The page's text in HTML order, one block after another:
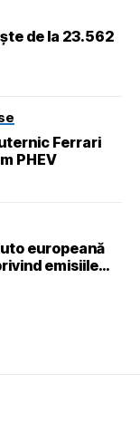
de la 23.562
Ferrari
PHEV
europeană
emisiile